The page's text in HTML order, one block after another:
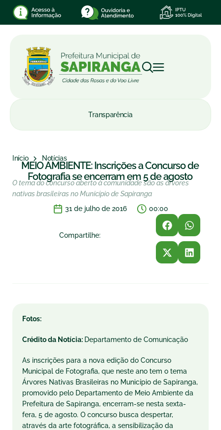
Transparência
Início Notícias
MEIO AMBIENTE: Inscrições a Concurso de
Fotografia se encerram em 5 de agosto
O tema do concurso aberto à comunidade são as árvores
nativas brasileiras no Município de Sapiranga
31 de julho de 2016
00:00
Compartilhe:
Fotos:
Crédito da Notícia: Departamento de Comunicação
As inscrições para a nova edição do Concurso
Municipal de Fotografia, que neste ano tem o tema
Árvores Nativas Brasileiras no Município de Sapiranga,
promovido pelo Departamento de Meio Ambiente da
Prefeitura de Sapiranga, encerram-se nesta sexta-
fera, 5 de agosto. O concurso busca despertar,
através da arte fotográfica, a sensibilização da